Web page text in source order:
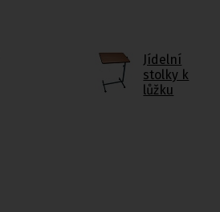
Jídelní
stolky k
lůžku